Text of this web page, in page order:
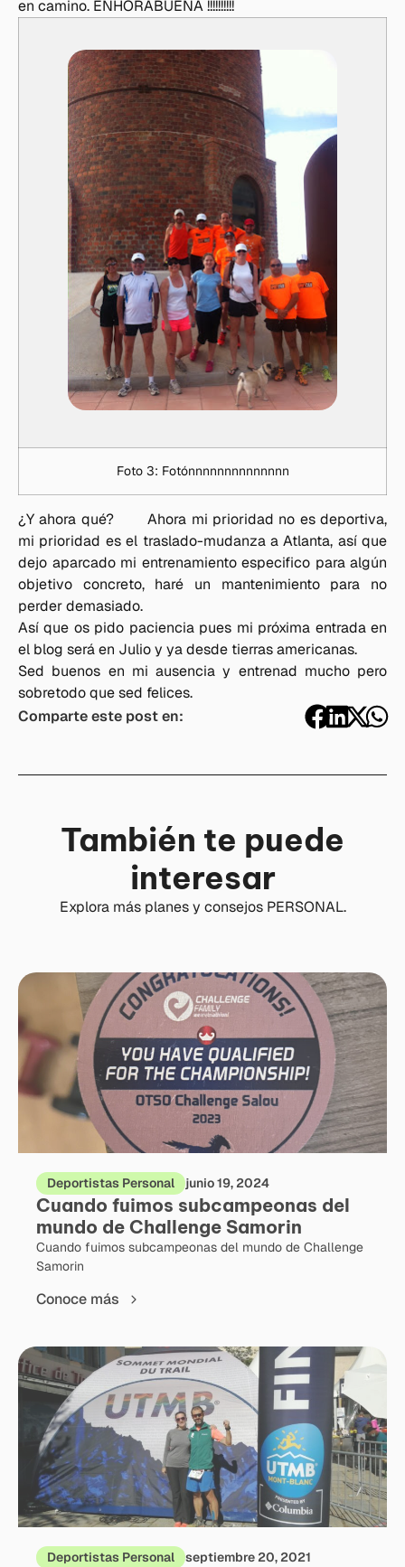
en camino. ENHORABUENA !!!!!!!!!!
Foto 3: Fotónnnnnnnnnnnnnn
¿Y ahora qué? Ahora mi prioridad no es deportiva,
mi prioridad es el traslado-mudanza a Atlanta, así que
dejo aparcado mi entrenamiento especifico para algún
objetivo concreto, haré un mantenimiento para no
perder demasiado.
Así que os pido paciencia pues mi próxima entrada en
el blog será en Julio y ya desde tierras americanas.
Sed buenos en mi ausencia y entrenad mucho pero
sobretodo que sed felices.
Comparte este post en:
También te puede
interesar
Explora más planes y consejos PERSONAL.
Deportistas Personal junio 19, 2024
Cuando fuimos subcampeonas del
mundo de Challenge Samorin
Cuando fuimos subcampeonas del mundo de Challenge
Samorin
Conoce más
Deportistas Personal septiembre 20, 2021